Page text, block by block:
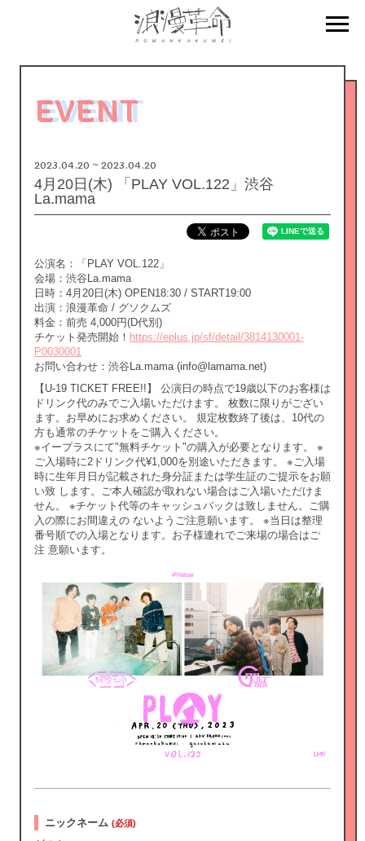
EVENT
2023.04.20 ~ 2023.04.20
4月20日(木) 「PLAY VOL.122」渋谷
La.mama
公演名：「PLAY VOL.122」
会場：渋谷La.mama
日時：4月20日(木) OPEN18:30 / START19:00
出演：浪漫革命 / グソクムズ
料金：前売 4,000円(D代別)
チケット発売開始！ https://eplus.jp/sf/detail/3814130001-
P0030001
お問い合わせ：渋谷La.mama (info@lamama.net)
【U-19 TICKET FREE!!】 公演日の時点で19歳以下のお客様は
ドリンク代のみでご入場いただけます。 枚数に限りがござい
ます。お早めにお求めください。 規定枚数終了後は、10代の
方も通常のチケットをご購入ください。
※イープラスにて"無料チケット"の購入が必要となります。 ※
ご入場時に2ドリンク代¥1,000を別途いただきます。 ※ご入場
時に生年月日が記載された身分証または学生証のご提示をお願
い致 します。ご本人確認が取れない場合はご入場いただけま
せん。 ※チケット代等のキャッシュバックは致しません。ご購
入の際にお間違えの ないようご注意願います。 ※当日は整理
番号順での入場となります。お子様連れでご来場の場合はご
注 意願います。
ニックネーム (必須)